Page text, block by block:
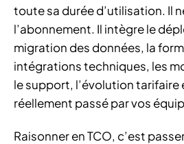
toute sa durée d’utilisation. Il
l’abonnement. Il intègre le
migration des données, la
intégrations techniques, les
le support, l’évolution tarifaire
réellement passé par vos
Raisonner en TCO, c’est